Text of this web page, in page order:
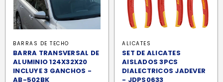
BARRAS DE TECHO
BARRA TRANSVERSAL DE
ALUMINIO 124X32X20
INCLUYE 3 GANCHOS -
AB-502BK
ALICATES
SET DE ALICATES
AISLADOS 3PCS
DIALECTRICOS JADEVER
- JDPS0633